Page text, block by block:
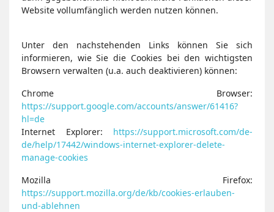
Website vollumfänglich werden nutzen können.
Unter den nachstehenden Links können Sie sich
informieren, wie Sie die Cookies bei den wichtigsten
Browsern verwalten (u.a. auch deaktivieren) können:
Chrome Browser:
https://support.google.com/accounts/answer/61416?
hl=de
Internet Explorer: https://support.microsoft.com/de-
de/help/17442/windows-internet-explorer-delete-
manage-cookies
Mozilla Firefox:
https://support.mozilla.org/de/kb/cookies-erlauben-
und-ablehnen